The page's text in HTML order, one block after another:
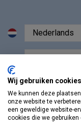
Wij gebruiken cookies
We kunnen deze
onze website te
een geweldige website-
cookies die we